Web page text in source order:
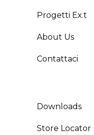
Progetti Ex.t
About Us
Contattaci
Downloads
Store Locator